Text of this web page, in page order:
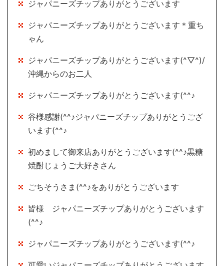
ジャパニーズチップありがとうございます
ジャパニーズチップありがとうございます＊重ち
ゃん
ジャパニーズチップありがとうございます(^▽^)/
沖縄からのお二人
ジャパニーズチップありがとうございます(^^♪
谷様感謝(^^♪ジャパニーズチップありがとうござ
います(^^♪
初めまして御来店ありがとうございます(^^♪黒糖
焼酎じょうご大好きさん
ごちそうさま(^^♪をありがとうございます
皆様 ジャパニーズチップありがとうございます
(^^♪
ジャパニーズチップありがとうございます(^^♪